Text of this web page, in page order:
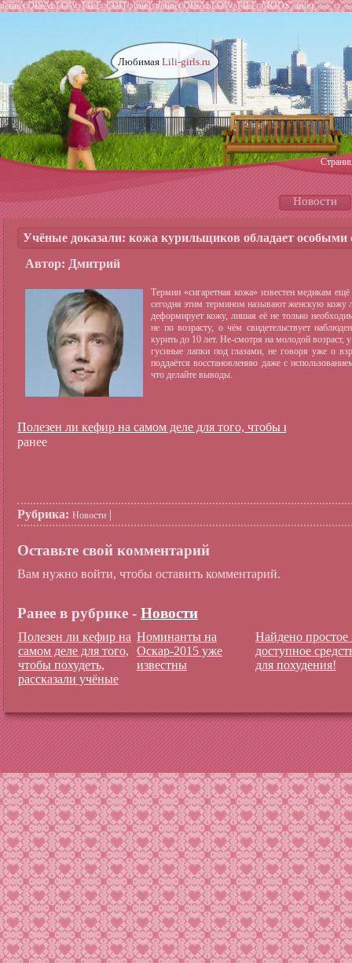
define('DISALLOW_FILE_EDIT', true); define('DISALLOW_FILE_MODS', true);
Любимая Lili-girls.ru
Новости
Учёные доказали: кожа курильщиков обладает особыми
Автор: Дмитрий
Термин «сигаретная кожа» известен медикам
сегодня этим термином называют женскую кожу
деформирует кожу, лишая её не только
не по возрасту, о чём свидетельствует
курить до 10 лет. Не-смотря на молодой
гусиные лапки под глазами, не говоря уже о
поддаётся восстановлению даже с
что делайте выводы.
Полезен ли кефир на самом деле для того, чтобы похудеть,
ранее
Рубрика: Новости |
Оставьте свой комментарий
Вам нужно войти, чтобы оставить комментарий.
Ранее в рубрике - Новости
Полезен ли кефир на
самом деле для того,
чтобы похудеть,
рассказали учёные
Номинанты на
Оскар-2015 уже
известны
Найдено простое
доступное
для похудения!